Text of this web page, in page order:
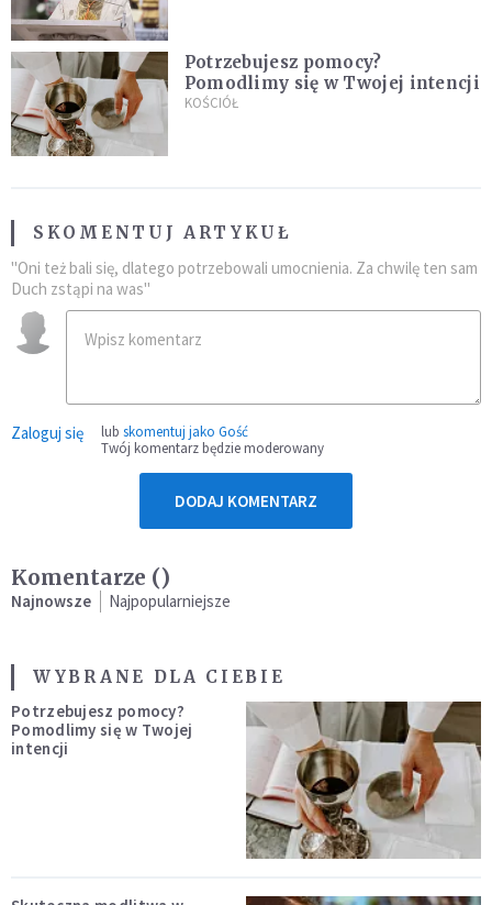
Potrzebujesz pomocy?
Pomodlimy się w Twojej intencji
KOŚCIÓŁ
SKOMENTUJ ARTYKUŁ
"Oni też bali się, dlatego potrzebowali umocnienia. Za chwilę ten sam
Duch zstąpi na was"
Zaloguj się lub skomentuj jako Gość
Twój komentarz będzie moderowany
DODAJ KOMENTARZ
Komentarze ()
Najnowsze Najpopularniejsze
WYBRANE DLA CIEBIE
Potrzebujesz pomocy?
Pomodlimy się w Twojej
intencji